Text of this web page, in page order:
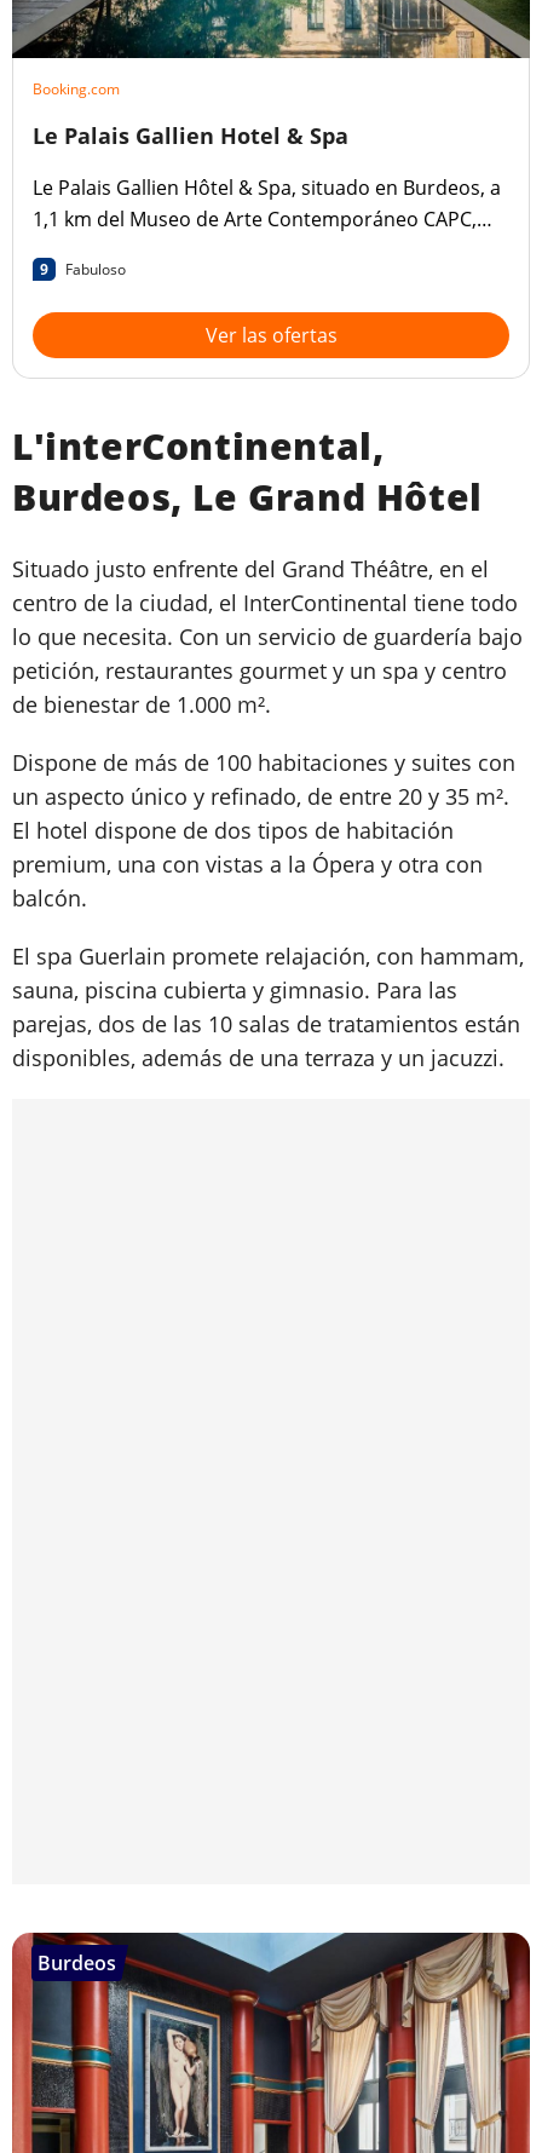
Booking.com
Le Palais Gallien Hotel & Spa
Le Palais Gallien Hôtel & Spa, situado en Burdeos, a
1,1 km del Museo de Arte Contemporáneo CAPC,
temporada, aparcamiento privado, jardín y terraza.
9 Fabuloso
Ver las ofertas
L'interContinental,
Burdeos, Le Grand Hôtel
Situado justo enfrente del Grand Théâtre, en el
centro de la ciudad, el InterContinental tiene todo
lo que necesita. Con un servicio de guardería bajo
petición, restaurantes gourmet y un spa y centro
de bienestar de 1.000 m².
Dispone de más de 100 habitaciones y suites con
un aspecto único y refinado, de entre 20 y 35 m².
El hotel dispone de dos tipos de habitación
premium, una con vistas a la Ópera y otra con
balcón.
El spa Guerlain promete relajación, con hammam,
sauna, piscina cubierta y gimnasio. Para las
parejas, dos de las 10 salas de tratamientos están
disponibles, además de una terraza y un jacuzzi.
Burdeos